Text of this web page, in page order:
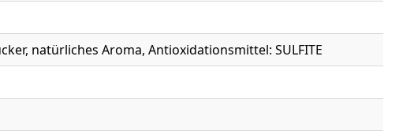
natürliches Aroma, Antioxidationsmittel: SULFITE